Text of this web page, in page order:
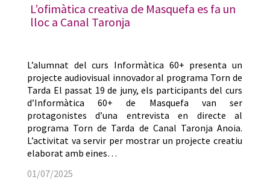
L’ofimàtica creativa de Masquefa es fa un
lloc a Canal Taronja
L’alumnat del curs Informàtica 60+ presenta un
projecte audiovisual innovador al programa Torn de
Tarda El passat 19 de juny, els participants del curs
d’Informàtica 60+ de Masquefa van ser
protagonistes d’una entrevista en directe al
programa Torn de Tarda de Canal Taronja Anoia.
L’activitat va servir per mostrar un projecte creatiu
elaborat amb eines…
01/07/2025